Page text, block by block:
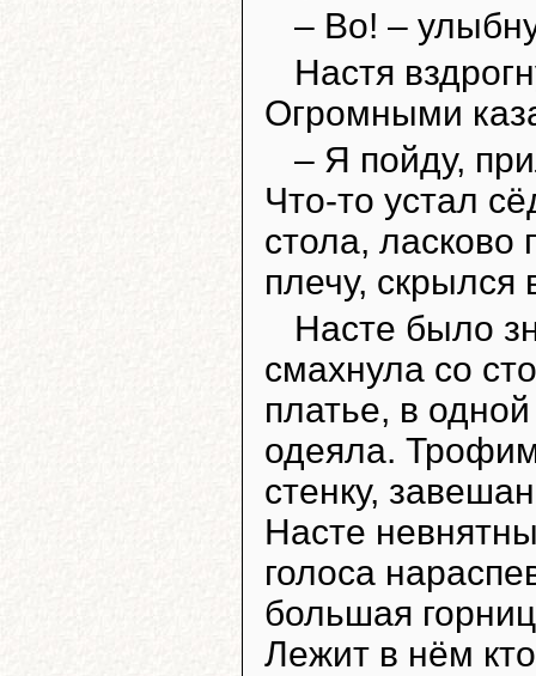
– Во! –
Настя
Огромными
– Я пойду,
Что-то устал
стола, ласково
плечу, скрылся
Насте было
смахнула со
платье, в
одеяла.
стенку,
Насте
голоса
большая
Лежит в нём